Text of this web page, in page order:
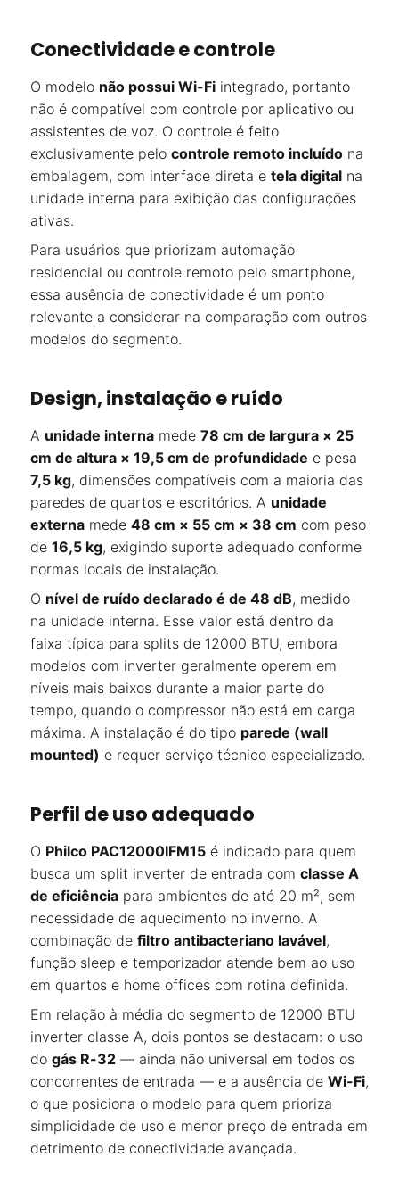
Conectividade e controle
O modelo não possui Wi-Fi integrado, portanto
não é compatível com controle por aplicativo ou
assistentes de voz. O controle é feito
exclusivamente pelo controle remoto incluído na
embalagem, com interface direta e tela digital na
unidade interna para exibição das configurações
ativas.
Para usuários que priorizam automação
residencial ou controle remoto pelo smartphone,
essa ausência de conectividade é um ponto
relevante a considerar na comparação com outros
modelos do segmento.
Design, instalação e ruído
A unidade interna mede 78 cm de largura × 25
cm de altura × 19,5 cm de profundidade e pesa
7,5 kg, dimensões compatíveis com a maioria das
paredes de quartos e escritórios. A unidade
externa mede 48 cm × 55 cm × 38 cm com peso
de 16,5 kg, exigindo suporte adequado conforme
normas locais de instalação.
O nível de ruído declarado é de 48 dB, medido
na unidade interna. Esse valor está dentro da
faixa típica para splits de 12000 BTU, embora
modelos com inverter geralmente operem em
níveis mais baixos durante a maior parte do
tempo, quando o compressor não está em carga
máxima. A instalação é do tipo parede (wall
mounted) e requer serviço técnico especializado.
Perfil de uso adequado
O Philco PAC12000IFM15 é indicado para quem
busca um split inverter de entrada com classe A
de eficiência para ambientes de até 20 m², sem
necessidade de aquecimento no inverno. A
combinação de filtro antibacteriano lavável,
função sleep e temporizador atende bem ao uso
em quartos e home offices com rotina definida.
Em relação à média do segmento de 12000 BTU
inverter classe A, dois pontos se destacam: o uso
do gás R-32 — ainda não universal em todos os
concorrentes de entrada — e a ausência de Wi-Fi,
o que posiciona o modelo para quem prioriza
simplicidade de uso e menor preço de entrada em
detrimento de conectividade avançada.